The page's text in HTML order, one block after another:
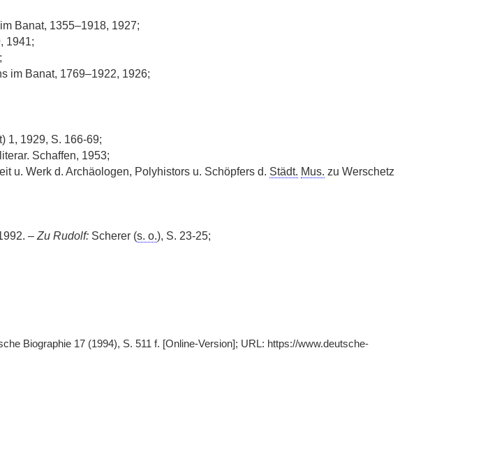
Banat, 1355–1918, 1927;
1941;
im Banat, 1769–1922, 1926;
1, 1929, S. 166-69;
Schaffen, 1953;
u. Werk d. Archäologen, Polyhistors u. Schöpfers d. Städt. Mus. zu Werschetz
– Zu Rudolf:Scherer (s. o.), S. 23-25;
Biographie 17 (1994), S. 511 f. [Online-Version]; URL: https://www.deutsche-